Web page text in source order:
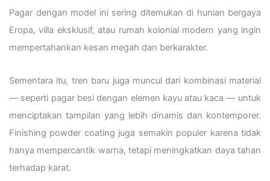
Pagar dengan model ini sering ditemukan di hunian bergaya
Eropa, villa eksklusif, atau rumah kolonial modern yang ingin
mempertahankan kesan megah dan berkarakter.
Sementara itu, tren baru juga muncul dari kombinasi material
— seperti pagar besi dengan elemen kayu atau kaca — untuk
menciptakan tampilan yang lebih dinamis dan kontemporer.
Finishing powder coating juga semakin populer karena tidak
hanya mempercantik warna, tetapi meningkatkan daya tahan
terhadap karat.